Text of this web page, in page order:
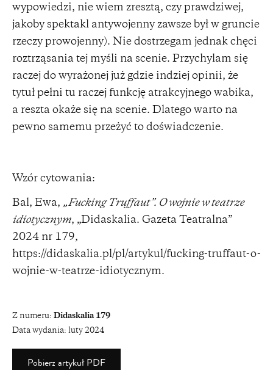
wypowiedzi, nie wiem zresztą, czy prawdziwej,
jakoby spektakl antywojenny zawsze był w gruncie
rzeczy prowojenny). Nie dostrzegam jednak chęci
roztrząsania tej myśli na scenie. Przychylam się
raczej do wyrażonej już gdzie indziej opinii, że
tytuł pełni tu raczej funkcję atrakcyjnego wabika,
a reszta okaże się na scenie. Dlatego warto na
pewno samemu przeżyć to doświadczenie.
Wzór cytowania:
Bal, Ewa, „Fucking Truffaut”. O wojnie w teatrze
idiotycznym, „Didaskalia. Gazeta Teatralna”
2024 nr 179,
https://didaskalia.pl/pl/artykul/fucking-truffaut-o-
wojnie-w-teatrze-idiotycznym.
Z numeru: Didaskalia 179
Data wydania: luty 2024
Pobierz artykuł PDF